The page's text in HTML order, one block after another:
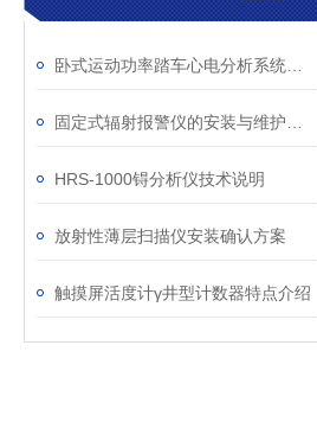
HRS-1000锝分析仪技术说明
放射性薄层扫描仪安装确认方案
触摸屏活度计γ井型计数器特点介绍